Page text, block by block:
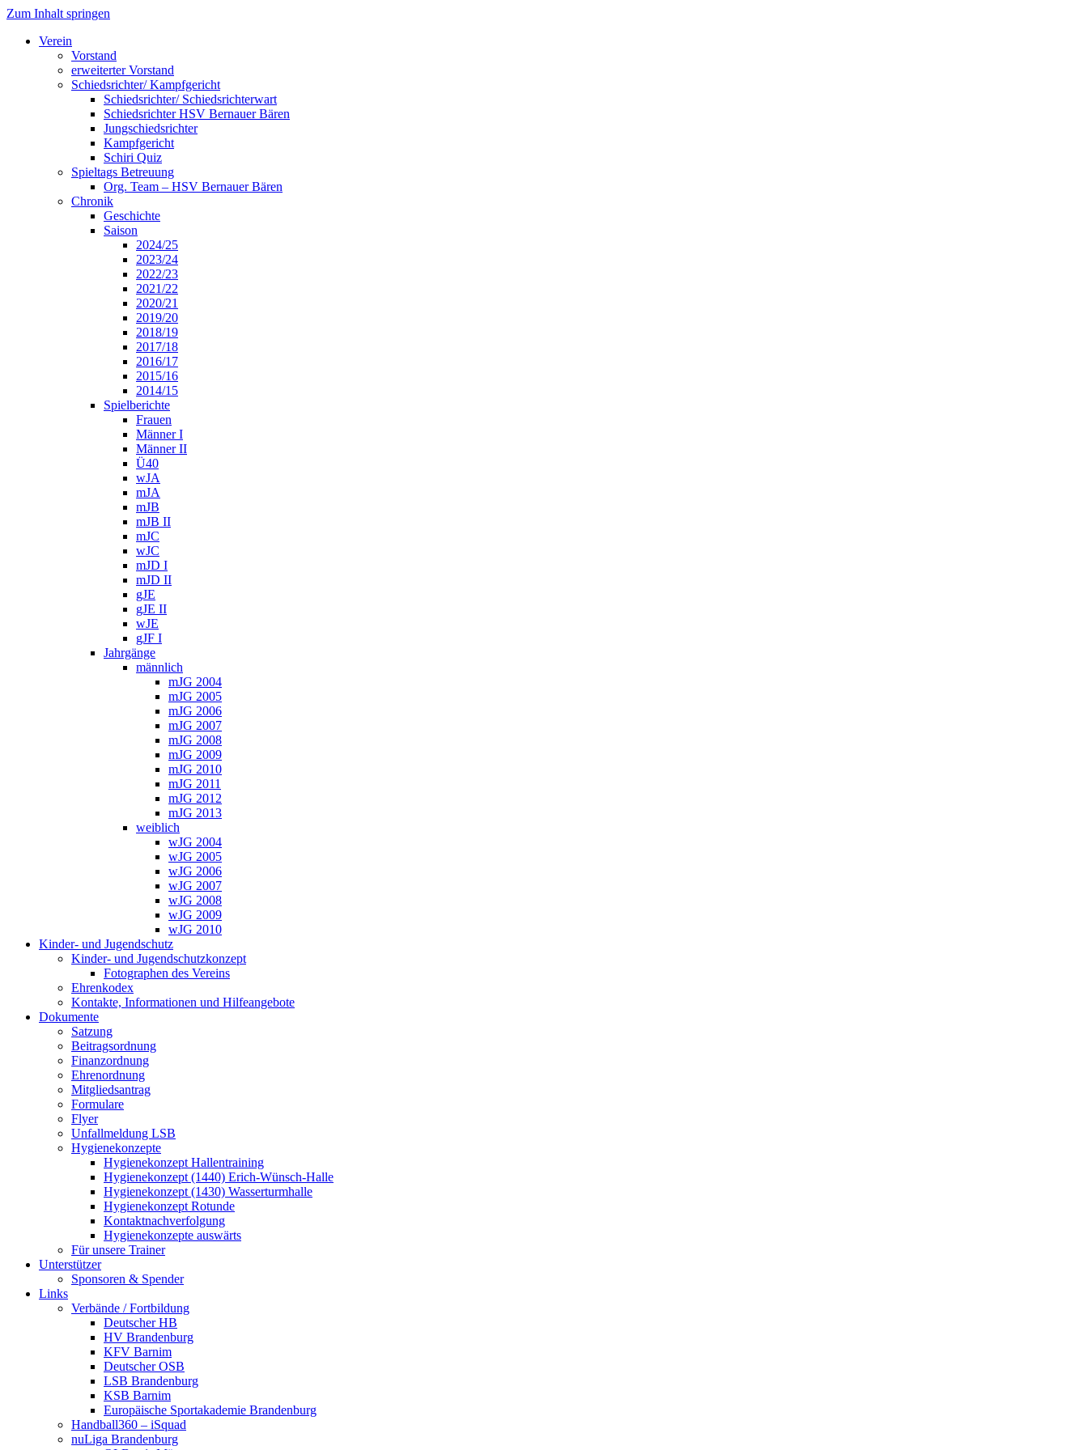
Zum Inhalt springen
Verein
Vorstand
erweiterter Vorstand
Schiedsrichter/ Kampfgericht
Schiedsrichter/ Schiedsrichterwart
Schiedsrichter HSV Bernauer Bären
Jungschiedsrichter
Kampfgericht
Schiri Quiz
Spieltags Betreuung
Org. Team – HSV Bernauer Bären
Chronik
Geschichte
Saison
2024/25
2023/24
2022/23
2021/22
2020/21
2019/20
2018/19
2017/18
2016/17
2015/16
2014/15
Spielberichte
Frauen
Männer I
Männer II
Ü40
wJA
mJA
mJB
mJB II
mJC
wJC
mJD I
mJD II
gJE
gJE II
wJE
gJF I
Jahrgänge
männlich
mJG 2004
mJG 2005
mJG 2006
mJG 2007
mJG 2008
mJG 2009
mJG 2010
mJG 2011
mJG 2012
mJG 2013
weiblich
wJG 2004
wJG 2005
wJG 2006
wJG 2007
wJG 2008
wJG 2009
wJG 2010
Kinder- und Jugendschutz
Kinder- und Jugendschutzkonzept
Fotographen des Vereins
Ehrenkodex
Kontakte, Informationen und Hilfeangebote
Dokumente
Satzung
Beitragsordnung
Finanzordnung
Ehrenordnung
Mitgliedsantrag
Formulare
Flyer
Unfallmeldung LSB
Hygienekonzepte
Hygienekonzept Hallentraining
Hygienekonzept (1440) Erich-Wünsch-Halle
Hygienekonzept (1430) Wasserturmhalle
Hygienekonzept Rotunde
Kontaktnachverfolgung
Hygienekonzepte auswärts
Für unsere Trainer
Unterstützer
Sponsoren & Spender
Links
Verbände / Fortbildung
Deutscher HB
HV Brandenburg
KFV Barnim
Deutscher OSB
LSB Brandenburg
KSB Barnim
Europäische Sportakademie Brandenburg
Handball360 – iSquad
nuLiga Brandenburg